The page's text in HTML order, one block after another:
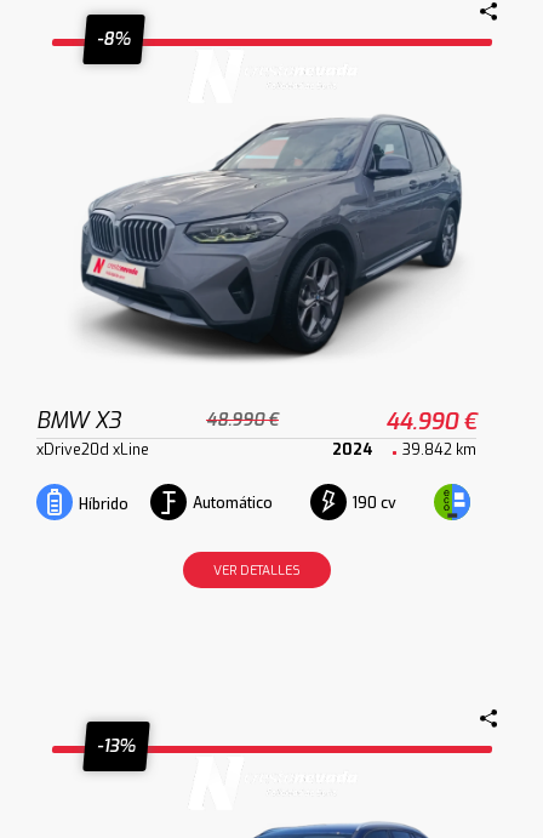
-8%
BMW X3 48.990 € 44.990 €
xDrive20d xLine 2024 39.842 km
Híbrido Automático 190 cv
VER DETALLES
-13%